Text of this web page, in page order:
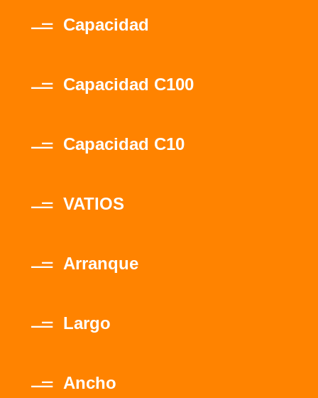
Capacidad
Capacidad C100
Capacidad C10
VATIOS
Arranque
Largo
Ancho